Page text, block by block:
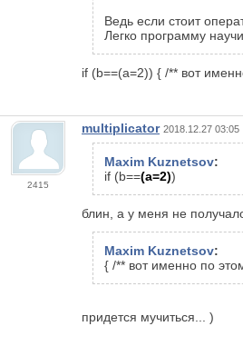
Ведь если стоит
Легко программу
if (b==(a=2)) { /** вот
2415
multiplicator 2018.12.27 03:05
Maxim Kuznetsov:
if (b==(a=2))
блин, а у меня не
Maxim Kuznetsov:
{ /** вот именно по
придется мучиться... )